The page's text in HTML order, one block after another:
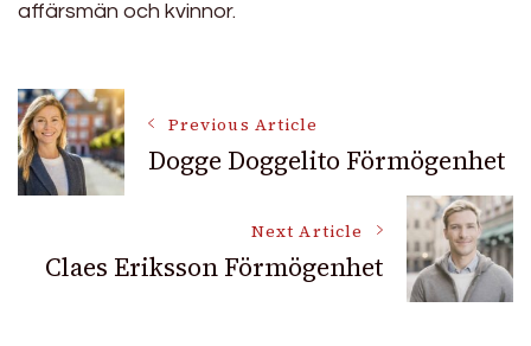
affärsmän och kvinnor.
Post
Navigation
Previous Article
Dogge Doggelito Förmögenhet
Next Article
Claes Eriksson Förmögenhet